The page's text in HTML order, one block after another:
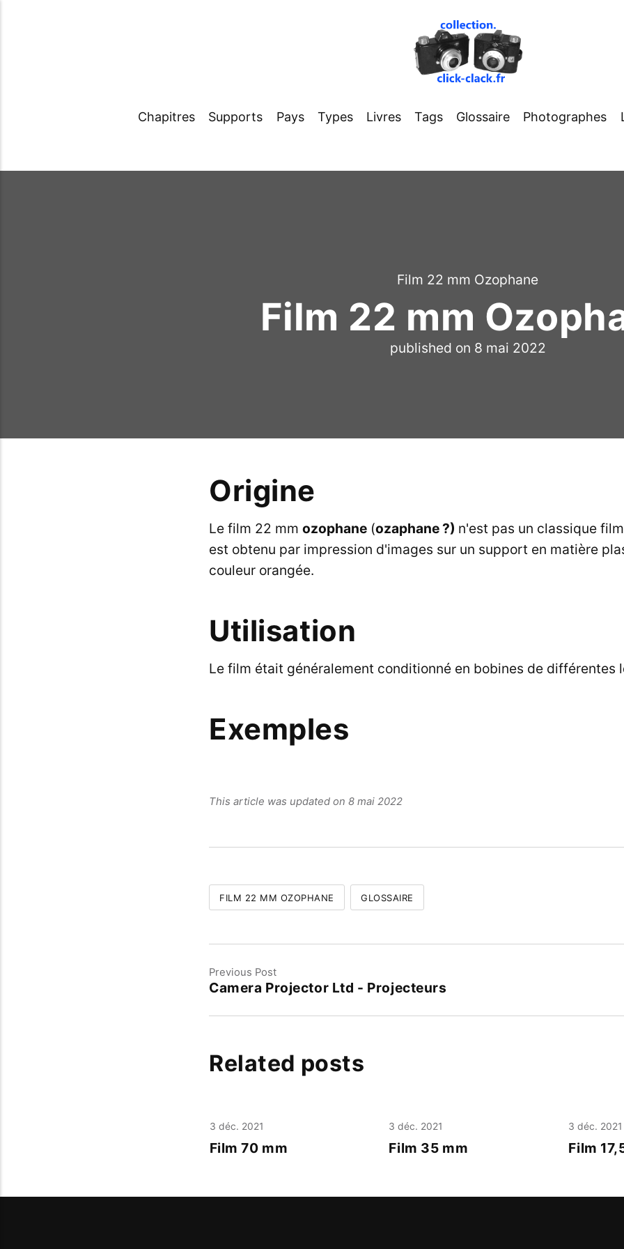
Chapitres Supports Pays Types Livres Tags Glossaire Photographes
Film 22 mm Ozophane
Film 22 mm
published on 8 mai 2022
Origine
Le film 22 mm ozophane(ozaphane ?) n'est pas un classique
est obtenu par impression d'images sur un support en matière
couleur orangée.
Utilisation
Le film était généralement conditionné en bobines de différentes
Exemples
This article was updated on 8 mai 2022
FILM 22 MM OZOPHANE GLOSSAIRE
Previous Post
Camera Projector Ltd - Projecteurs
Related posts
3 déc. 2021
Film 70 mm
3 déc. 2021
Film 35 mm
3 déc. 2021
Film